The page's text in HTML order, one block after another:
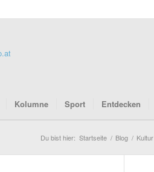
Kolumne Sport Entdecken
Du bist hier: Startseite / Blog / Kultur